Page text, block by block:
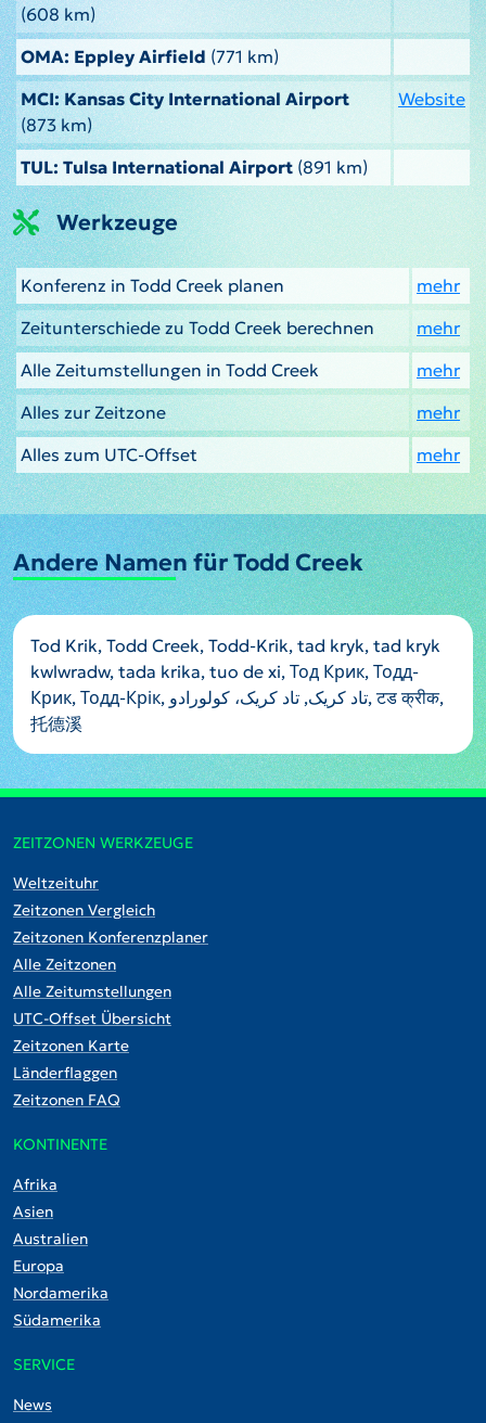
(608 km)
OMA: Eppley Airfield (771 km)
MCI: Kansas City International Airport
(873 km)
Website
TUL: Tulsa International Airport (891 km)
Werkzeuge
Konferenz in Todd Creek planen
mehr
Zeitunterschiede zu Todd Creek berechnen
mehr
Alle Zeitumstellungen in Todd Creek
mehr
Alles zur Zeitzone
mehr
Alles zum UTC-Offset
mehr
Andere Namen für Todd Creek
Tod Krik, Todd Creek, Todd-Krik, tad kryk, tad kryk
kwlwradw, tada krika, tuo de xi, Тод Крик, Тодд-
Крик, Тодд-Крік, تاد کریک, تاد کریک، کولورادو, टड क्रीक,
托德溪
ZEITZONEN WERKZEUGE
Weltzeituhr
Zeitzonen Vergleich
Zeitzonen Konferenzplaner
Alle Zeitzonen
Alle Zeitumstellungen
UTC-Offset Übersicht
Zeitzonen Karte
Länderflaggen
Zeitzonen FAQ
KONTINENTE
Afrika
Asien
Australien
Europa
Nordamerika
Südamerika
SERVICE
News